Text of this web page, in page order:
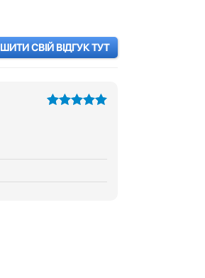
СВІЙ ВІДГУК ТУТ